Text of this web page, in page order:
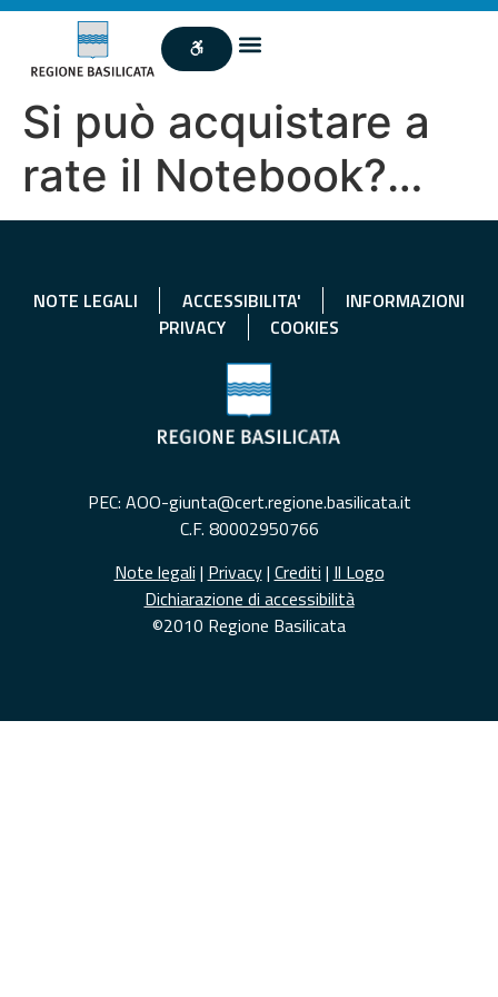
Si può acquistare a
rate il Notebook?…
NOTE LEGALI ACCESSIBILITA'
INFORMAZIONI
PRIVACY
COOKIES
PEC: AOO-giunta@cert.regione.basilicata.it
C.F. 80002950766
Note legali | Privacy| Crediti | Il Logo
Dichiarazione di accessibilità
©2010 Regione Basilicata